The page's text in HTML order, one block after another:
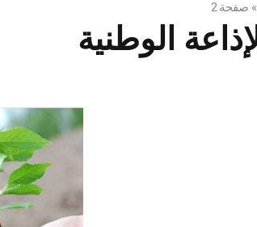
» صفحة 2
الوطنية